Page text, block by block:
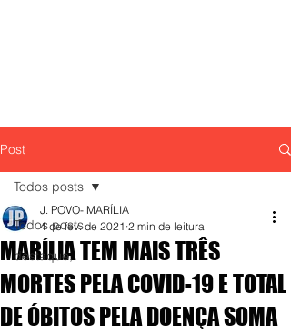
Post
Todos posts
destaque,
Todos posts
MARÍLIA TEM MAIS TRÊS
MORTES PELA COVID-19 E TOTAL
DE ÓBITOS PELA DOENÇA SOMA
J. POVO- MARÍLIA
4 de fev. de 2021 2 min de leitura